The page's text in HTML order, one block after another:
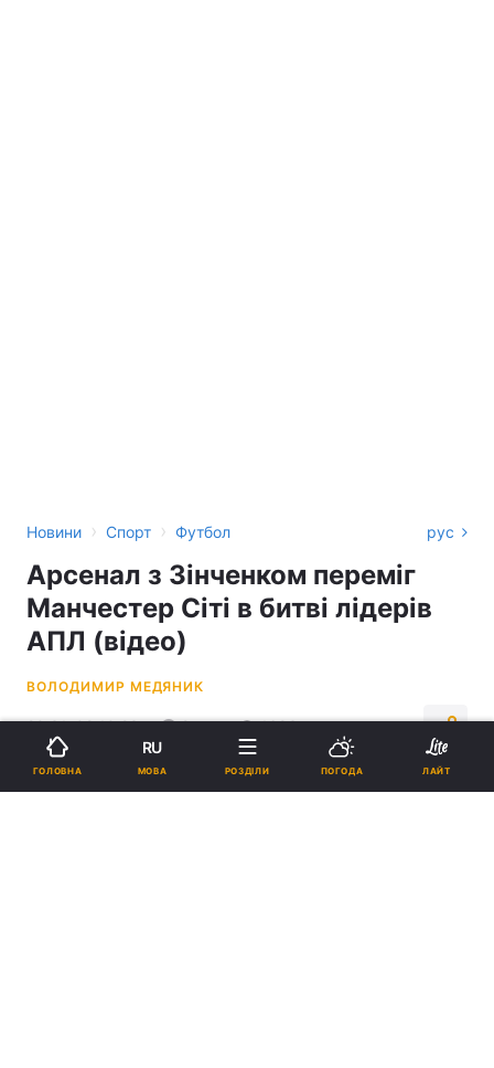
Новини › Спорт › Футбол рус
Арсенал з Зінченком переміг
Манчестер Сіті в битві лідерів
АПЛ (відео)
ВОЛОДИМИР МЕДЯНИК
20:31, 08.10.23 2 хв. 1683
Підпишіться на нас в Google
ГОЛОВНА
RU
МОВА РОЗДІЛИ ПОГОДА ЛАЙТ